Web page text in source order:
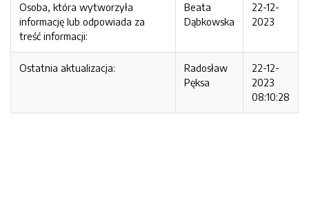
Osoba, która wytworzyła
informację lub odpowiada za
treść informacji:
Beata
Dąbkowska
22-12-
2023
Ostatnia aktualizacja:
Radosław
Pęksa
22-12-
2023
08:10:28